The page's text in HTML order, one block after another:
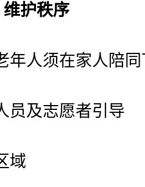
维护秩序
人须在家人陪同
及志愿者引导
域